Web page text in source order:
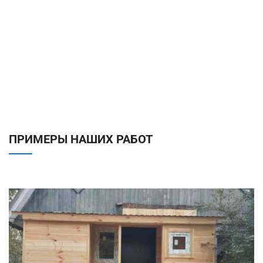
ПРИМЕРЫ НАШИХ РАБОТ